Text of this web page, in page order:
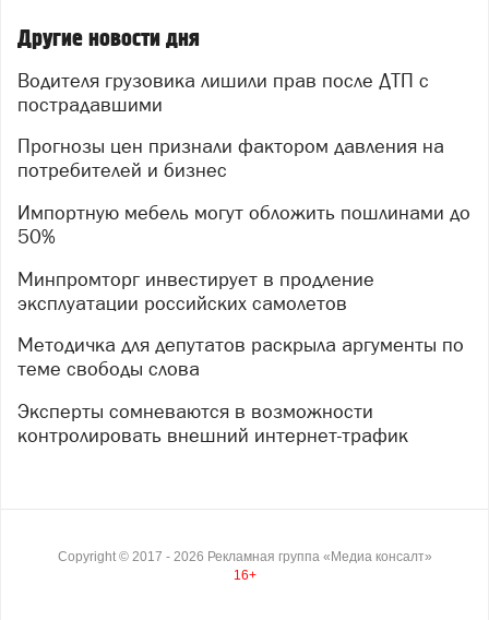
Другие новости дня
Водителя грузовика лишили прав после ДТП с
пострадавшими
Прогнозы цен признали фактором давления на
потребителей и бизнес
Импортную мебель могут обложить пошлинами до
50%
Минпромторг инвестирует в продление
эксплуатации российских самолетов
Методичка для депутатов раскрыла аргументы по
теме свободы слова
Эксперты сомневаются в возможности
контролировать внешний интернет-трафик
Copyright © 2017 - 2026 Рекламная группа «Медиа консалт»
16+